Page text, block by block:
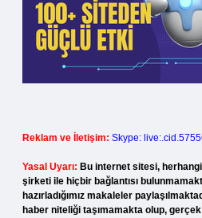
Reklam ve İletişim: Skype:
Yasal Uyarı: Bu internet sitesi,
şirketi ile hiçbir bağlantısı
hazırladığımız makaleler
haber niteliği taşımamakta olup,